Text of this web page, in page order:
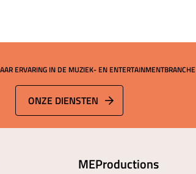
ERVARING IN DE MUZIEK- EN ENTERTAINMENTBRANCHE
ONZE DIENSTEN
MEProductions